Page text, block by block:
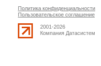
Политика конфиденциальности
Пользовательское соглашение
2001-2026
Компания Датасистем